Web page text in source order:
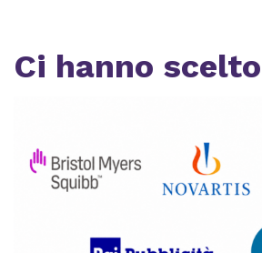
Ci hanno scelto